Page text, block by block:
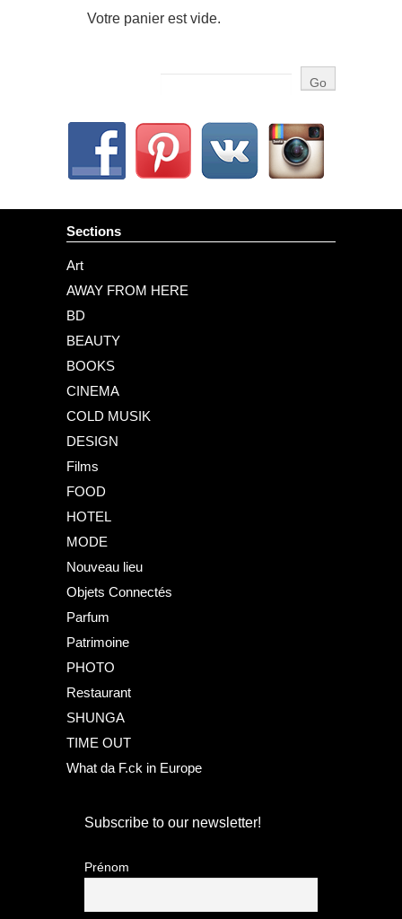
Votre panier est vide.
Sections
Art
AWAY FROM HERE
BD
BEAUTY
BOOKS
CINEMA
COLD MUSIK
DESIGN
Films
FOOD
HOTEL
MODE
Nouveau lieu
Objets Connectés
Parfum
Patrimoine
PHOTO
Restaurant
SHUNGA
TIME OUT
What da F.ck in Europe
Subscribe to our newsletter!
Prénom